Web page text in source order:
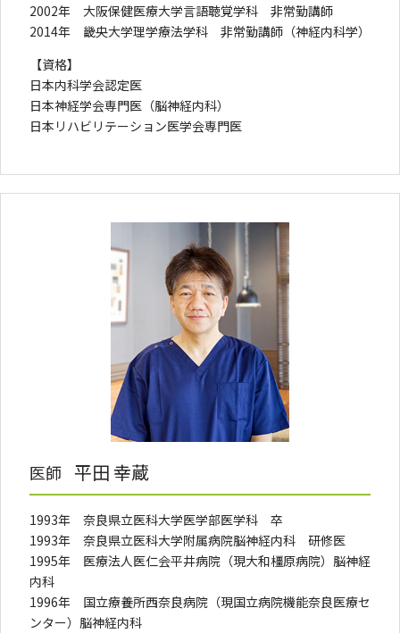
2002年 大阪保健医療大学言語聴覚学科 非常勤講師
2014年 畿央大学理学療法学科 非常勤講師（神経内科学）
【資格】
日本内科学会認定医
日本神経学会専門医（脳神経内科）
日本リハビリテーション医学会専門医
医師 平田 幸蔵
1993年 奈良県立医科大学医学部医学科 卒
1993年 奈良県立医科大学附属病院脳神経内科 研修医
1995年 医療法人医仁会平井病院（現大和橿原病院）脳神経
内科
1996年 国立療養所西奈良病院（現国立病院機能奈良医療セ
ンター）脳神経内科